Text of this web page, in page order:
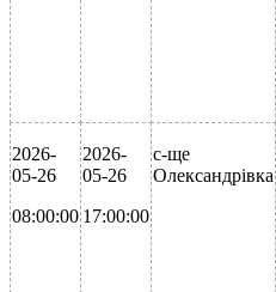
2026-
05-26
08:00:00
2026-
05-26
17:00:00
с-ще
Олександрівка